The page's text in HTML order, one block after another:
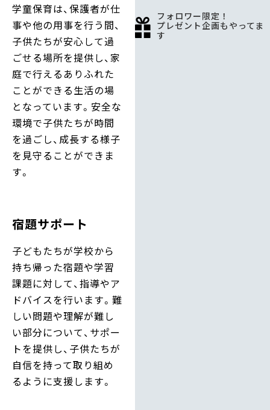
学童保育は、保護者が仕
事や他の用事を行う間、
子供たちが安心して過
ごせる場所を提供し、家
庭で行えるありふれた
ことができる生活の場
となっています。安全な
環境で子供たちが時間
を過ごし、成長する様子
を見守ることができま
す。
宿題サポート
子どもたちが学校から
持ち帰った宿題や学習
課題に対して、指導やア
ドバイスを行います。難
しい問題や理解が難し
い部分について、サポー
トを提供し、子供たちが
自信を持って取り組め
るように支援します。
フォロワー限定！
プレゼント企画もやってま
す